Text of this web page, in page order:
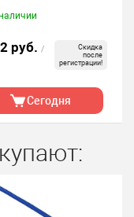
руб. /
Скидка
после
регистрации!
Сегодня